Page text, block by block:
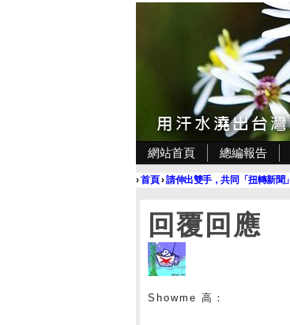
網站首頁 總編報告
›首頁›請伸出雙手，共同「扭轉新聞」
回覆回應
Showme 高：